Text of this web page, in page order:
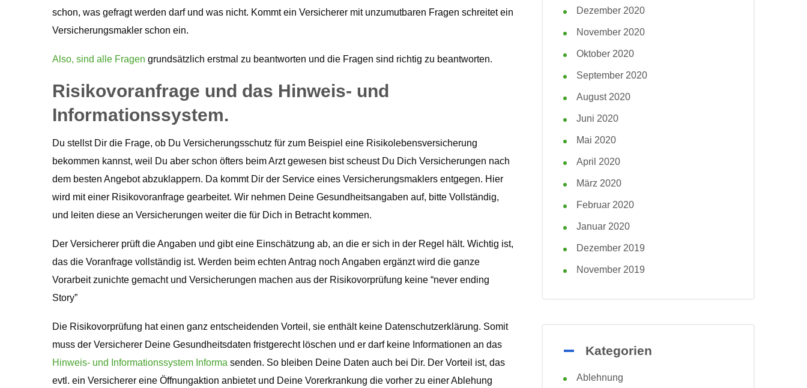
schon, was gefragt werden darf und was nicht. Kommt ein Versicherer mit unzumutbaren Fragen schreitet ein
Versicherungsmakler schon ein.
Also, sind alle Fragen grundsätzlich erstmal zu beantworten und die Fragen sind richtig zu beantworten.
Risikovoranfrage und das Hinweis- und
Informationssystem.
Du stellst Dir die Frage, ob Du Versicherungsschutz für zum Beispiel eine Risikolebensversicherung
bekommen kannst, weil Du aber schon öfters beim Arzt gewesen bist scheust Du Dich Versicherungen nach
dem besten Angebot abzuklappern. Da kommt Dir der Service eines Versicherungsmaklers entgegen. Hier
wird mit einer Risikovoranfrage gearbeitet. Wir nehmen Deine Gesundheitsangaben auf, bitte Vollständig,
und leiten diese an Versicherungen weiter die für Dich in Betracht kommen.
Der Versicherer prüft die Angaben und gibt eine Einschätzung ab, an die er sich in der Regel hält. Wichtig ist,
das die Voranfrage vollständig ist. Werden beim echten Antrag noch Angaben ergänzt wird die ganze
Vorarbeit zunichte gemacht und Versicherungen machen aus der Risikovorprüfung keine “never ending
Story”
Die Risikovorprüfung hat einen ganz entscheidenden Vorteil, sie enthält keine Datenschutzerklärung. Somit
muss der Versicherer Deine Gesundheitsdaten fristgerecht löschen und er darf keine Informationen an das
Hinweis- und Informationssystem Informa senden. So bleiben Deine Daten auch bei Dir. Der Vorteil ist, das
evtl. ein Versicherer eine Öffnungaktion anbietet und Deine Vorerkrankung die vorher zu einer Ablehung
Dezember 2020
November 2020
Oktober 2020
September 2020
August 2020
Juni 2020
Mai 2020
April 2020
März 2020
Februar 2020
Januar 2020
Dezember 2019
November 2019
Kategorien
Ablehnung